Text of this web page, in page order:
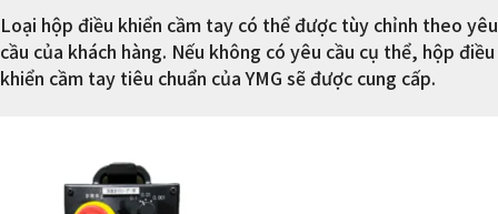
Loại hộp điều khiển cầm tay có thể được tùy chỉnh theo yêu
cầu của khách hàng. Nếu không có yêu cầu cụ thể, hộp điều
khiển cầm tay tiêu chuẩn của YMG sẽ được cung cấp.